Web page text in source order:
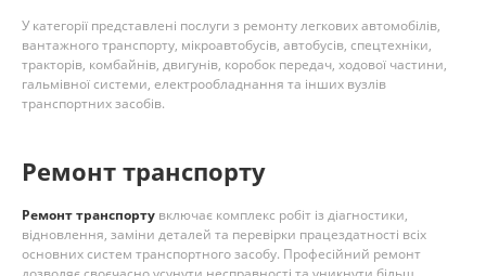
У категорії представлені послуги з ремонту легкових автомобілів,
вантажного транспорту, мікроавтобусів, автобусів, спецтехніки,
тракторів, комбайнів, двигунів, коробок передач, ходової частини,
гальмівної системи, електрообладнання та інших вузлів
транспортних засобів.
Ремонт транспорту
Ремонт транспорту включає комплекс робіт із діагностики,
відновлення, заміни деталей та перевірки працездатності всіх
основних систем транспортного засобу. Професійний ремонт